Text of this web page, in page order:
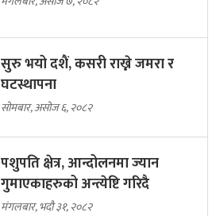
सुरु भयो दशैं, कसरी राख्ने जमरा र
घटस्थापना
सोमबार, असोज ६, २०८२
पशुपति क्षेत्र, आन्दोलनमा ज्यान
गुमाएकाहरुको अन्त्येष्टि गरिदै
मंगलबार, भदौ ३१, २०८२